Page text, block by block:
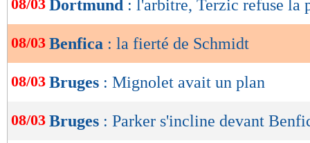
de
OK
08/03 Dortmund : l'arbitre, Terzic refuse la
08/03 Benfica : la fierté de Schmidt
08/03 Bruges : Mignolet avait un plan
08/03 Bruges : Parker s'incline devant